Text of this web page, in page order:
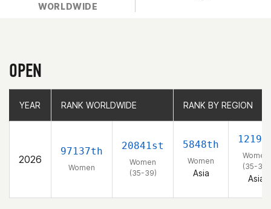
WORLDWIDE
OPEN
YEAR RANK WORLDWIDE RANK BY REGION
2026
97137th
Women
20841st
Women
(35-39)
5848th
Women
Asia
Women
(35-39)
Asia
YEAR RANK WORLDWIDE RANK BY REGION